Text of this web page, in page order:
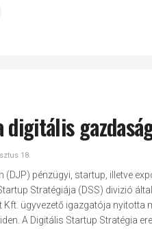
digitális
18.
(DJP) pénzügyi, startup, illetve
Stratégiája (DSS) divizió
Kft. ügyvezető igazgatója
A Digitális Startup Stratégia